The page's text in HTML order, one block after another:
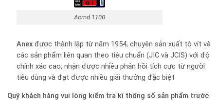
Acmd 1100
Anexđược thành lập từ năm 1954, chuyên sản xuất tô vít và
các sản phẩm liên quan theo tiêu chuẩn (JIC và JCIS) với độ
chính xác cao, nhận được nhiều phản hồi tích cực từ người
tiêu dùng và đạt được nhiều giải thưởng đặc biệt
Quý khách hàng vui lòng kiểm tra kĩ thông số sản phẩm trước